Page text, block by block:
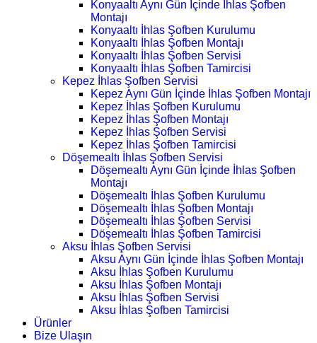
Konyaaltı Aynı Gün İçinde İhlas Şofben
Montajı
Konyaaltı İhlas Şofben Kurulumu
Konyaaltı İhlas Şofben Montajı
Konyaaltı İhlas Şofben Servisi
Konyaaltı İhlas Şofben Tamircisi
Kepez İhlas Şofben Servisi
Kepez Aynı Gün İçinde İhlas Şofben Montajı
Kepez İhlas Şofben Kurulumu
Kepez İhlas Şofben Montajı
Kepez İhlas Şofben Servisi
Kepez İhlas Şofben Tamircisi
Döşemealtı İhlas Şofben Servisi
Döşemealtı Aynı Gün İçinde İhlas Şofben
Montajı
Döşemealtı İhlas Şofben Kurulumu
Döşemealtı İhlas Şofben Montajı
Döşemealtı İhlas Şofben Servisi
Döşemealtı İhlas Şofben Tamircisi
Aksu İhlas Şofben Servisi
Aksu Aynı Gün İçinde İhlas Şofben Montajı
Aksu İhlas Şofben Kurulumu
Aksu İhlas Şofben Montajı
Aksu İhlas Şofben Servisi
Aksu İhlas Şofben Tamircisi
Ürünler
Bize Ulaşın